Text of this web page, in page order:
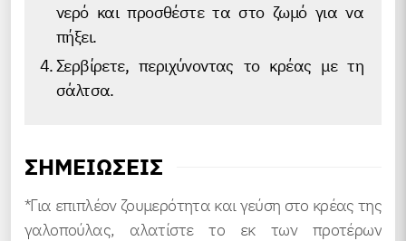
νερό και προσθέστε τα στο ζωμό για να
πήξει.
Σερβίρετε, περιχύνοντας το κρέας με τη
σάλτσα.
ΣΗΜΕΙΏΣΕΙΣ
*Για επιπλέον ζουμερότητα και γεύση στο κρέας της
γαλοπούλας, αλατίστε το εκ των προτέρων